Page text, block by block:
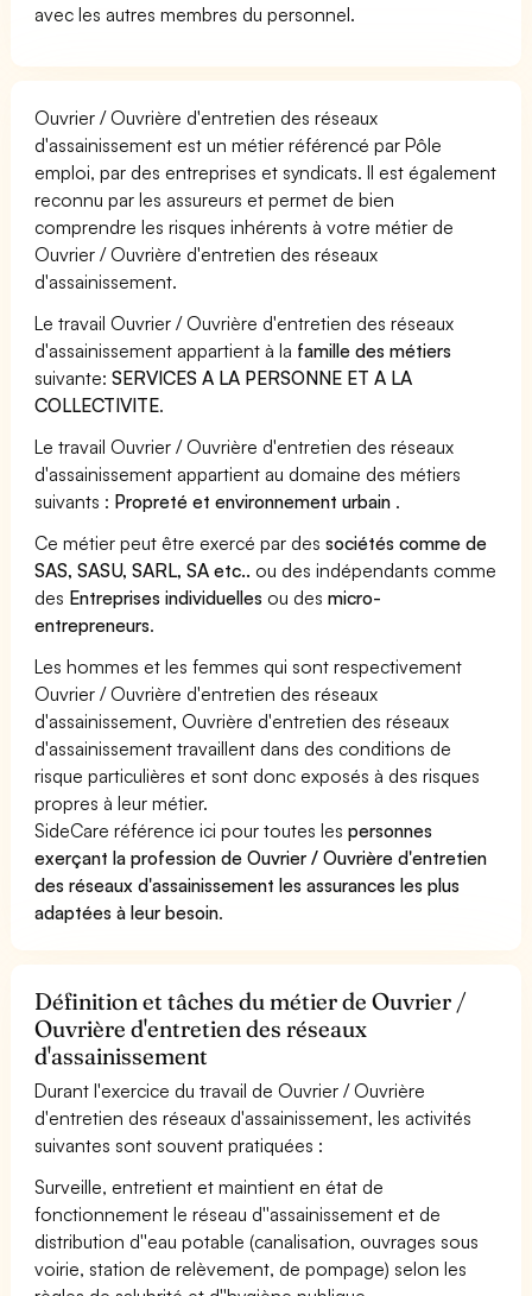
avec les autres membres du personnel.
Ouvrier / Ouvrière d'entretien des réseaux
d'assainissement est un métier référencé par Pôle
emploi, par des entreprises et syndicats. Il est également
reconnu par les assureurs et permet de bien
comprendre les risques inhérents à votre métier de
Ouvrier / Ouvrière d'entretien des réseaux
d'assainissement.
Le travail Ouvrier / Ouvrière d'entretien des réseaux
d'assainissement appartient à la famille des métiers
suivante:SERVICES A LA PERSONNE ET A LA
COLLECTIVITE.
Le travail Ouvrier / Ouvrière d'entretien des réseaux
d'assainissement appartient au domaine des métiers
suivants : Propreté et environnement urbain .
Ce métier peut être exercé par dessociétés comme de
SAS, SASU, SARL, SA etc.. ou des indépendants comme
des Entreprises individuelles ou desmicro-
entrepreneurs.
Les hommes et les femmes qui sont respectivement
Ouvrier / Ouvrière d'entretien des réseaux
d'assainissement, Ouvrière d'entretien des réseaux
d'assainissement travaillent dans des conditions de
risque particulières et sont donc exposés à des risques
propres à leur métier.
SideCare référence ici pour toutes lespersonnes
exerçant la profession de Ouvrier / Ouvrière d'entretien
des réseaux d'assainissement les assurances les plus
adaptées à leur besoin.
Définition et tâches du métier de Ouvrier /
Ouvrière d'entretien des réseaux
d'assainissement
Durant l'exercice du travail de Ouvrier / Ouvrière
d'entretien des réseaux d'assainissement, les activités
suivantes sont souvent pratiquées :
Surveille, entretient et maintient en état de
fonctionnement le réseau d''assainissement et de
distribution d''eau potable (canalisation, ouvrages sous
voirie, station de relèvement, de pompage) selon les